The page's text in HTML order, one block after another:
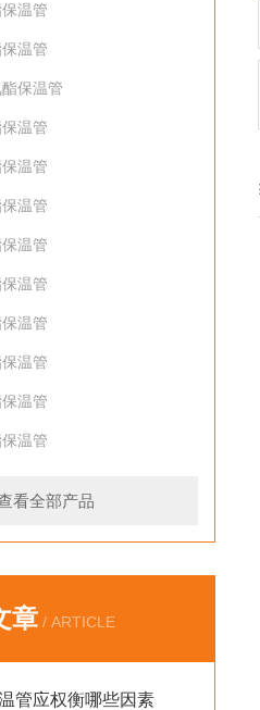
温管
温管
保温管
温管
温管
温管
温管
温管
温管
温管
温管
温管
看全部产品
章 / ARTICLE
管应权衡哪些因素